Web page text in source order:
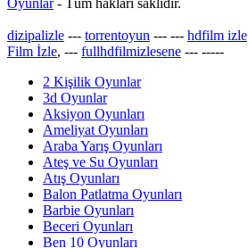
dizipalizle --- torrentoyun --- --- hdfilm izle
Film İzle, --- fullhdfilmizlesene --- -----
2 Kişilik Oyunlar
3d Oyunlar
Aksiyon Oyunları
Ameliyat Oyunları
Araba Yarış Oyunları
Ateş ve Su Oyunları
Atış Oyunları
Balon Patlatma Oyunları
Barbie Oyunları
Beceri Oyunları
Ben 10 Oyunları